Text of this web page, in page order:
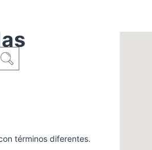
términos diferentes.